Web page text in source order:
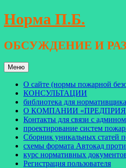
Перейти
к
Норма П.Б.
ОБСУЖДЕНИЕ И
Меню
О сайте (нормы пожарной
КОНСУЛЬТАЦИИ
библиотека для
О КОМПАНИИ
Контакты для связи с
проектирование систем
Сборник уникальных статей
схемы формата Автокад
курс нормативных
Регистрация пользователя